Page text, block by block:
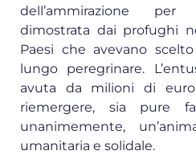
dell’ammirazione
dimostrata dai profughi
Paesi che avevano
lungo peregrinare.
avuta da milioni di
riemergere, sia pure
unanimemente,
umanitaria e solidale.